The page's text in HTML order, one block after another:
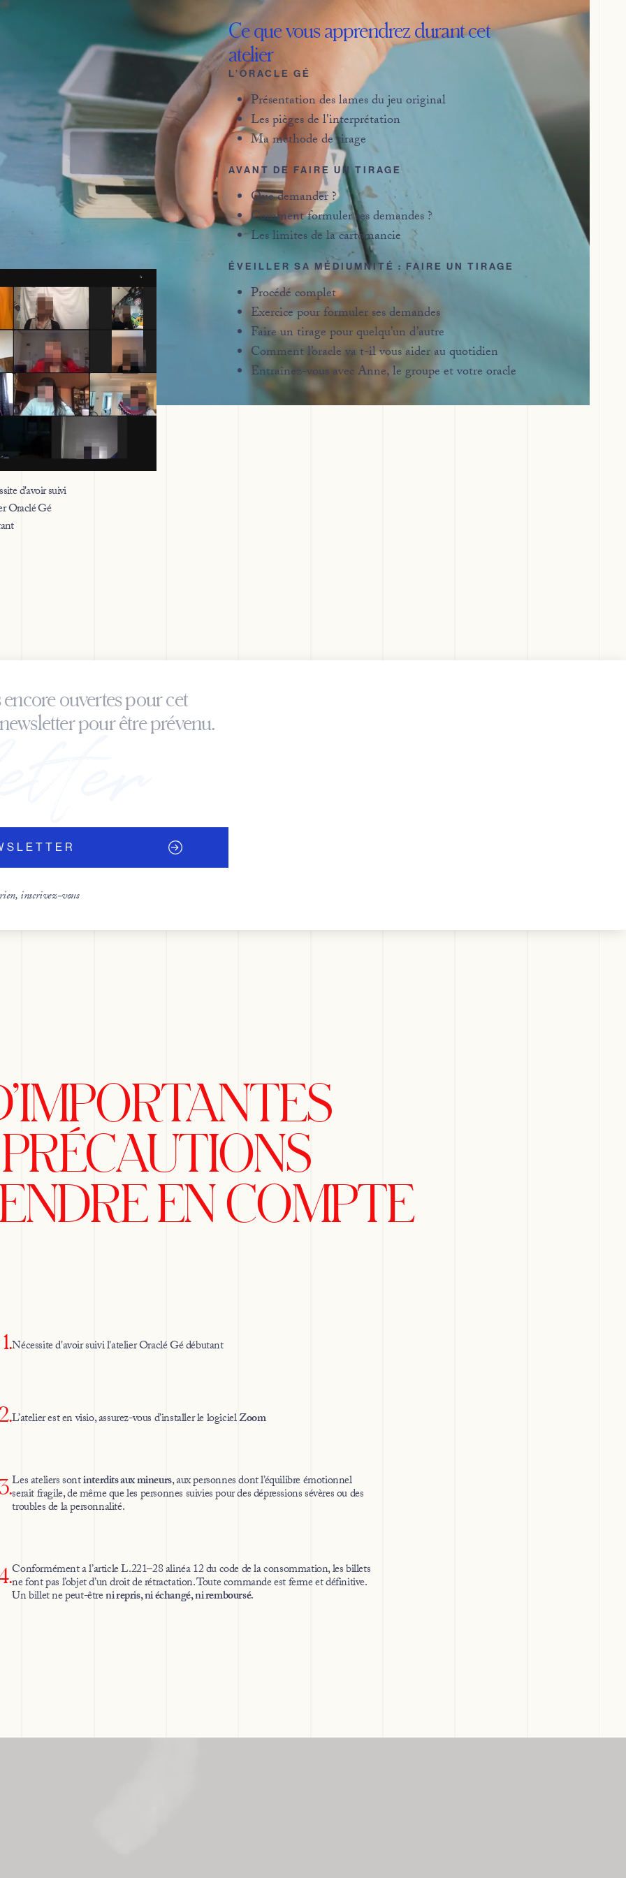
Ce que vous apprendrez durant cet
atelier
L’ORACLE GÉ
Présentation des lames du jeu original
Les pièges de l'interprétation
Ma méthode de tirage
AVANT DE FAIRE UN TIRAGE
Que demander ?
Comment formuler ses demandes ?
Les limites de la cartomancie
ÉVEILLER SA MÉDIUMNITÉ : FAIRE UN TIRAGE
Procédé complet
Exercice pour formuler ses demandes
Faire un tirage pour quelqu’un d’autre
Comment l’oracle va t-il vous aider au quotidien
Entraînez-vous avec Anne, le groupe et votre oracle
d'avoir suivi
Oraclé Gé
ouvertes pour cet
pour être prévenu.
inscrivez-vous
PRÉCAUTIONS
EN COMPTE
Nécessite d'avoir suivi l'atelier Oraclé Gé débutant
1.
L’atelier est en visio, assurez-vous d’installer le logicielZoom
Les ateliers sontinterdits aux mineurs, aux personnes dont l’équilibre émotionnel
serait fragile, de même que les personnes suivies pour des dépressions sévères ou des
troubles de la personnalité.
Conformément a l’article L.221–28 alinéa 12 du code de la consommation, les billets
ne font pas l’objet d’un droit de rétractation. Toute commande est ferme et définitive.
Un billet ne peut-êtreni repris, ni échangé, ni remboursé.